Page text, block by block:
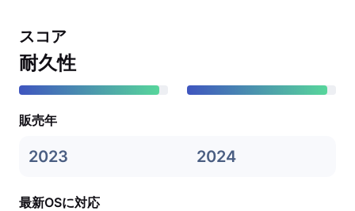
スコア
耐久性
販売年
2023 2024
最新OSに対応